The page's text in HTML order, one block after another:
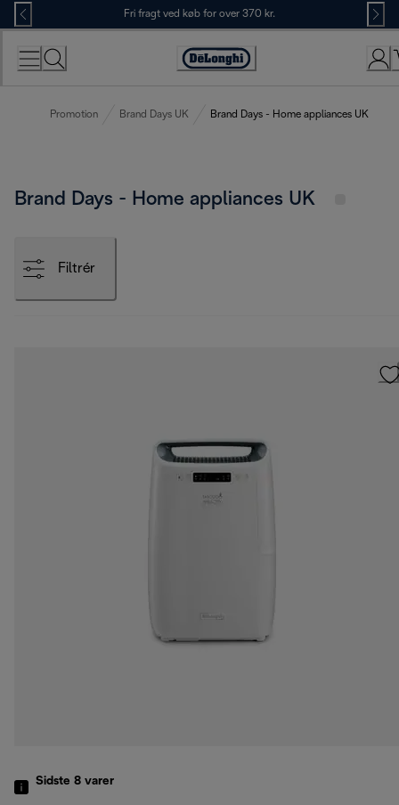
Skip
to
Content
Fri fragt ved køb for over 370 kr.
Accessibility
Promotion Brand Days UK Brand Days - Home appliances UK
Brand Days - Home appliances UK
Filtrér
Sidste 8 varer